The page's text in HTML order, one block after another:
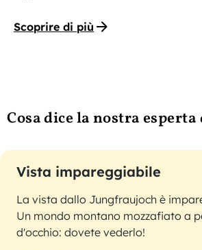
Scoprire di più
Cosa dice la nostra
Vista impareggiabile
La vista dallo Jungfraujoch è
Un mondo montano mozzafiato a
d'occhio: dovete vederlo!